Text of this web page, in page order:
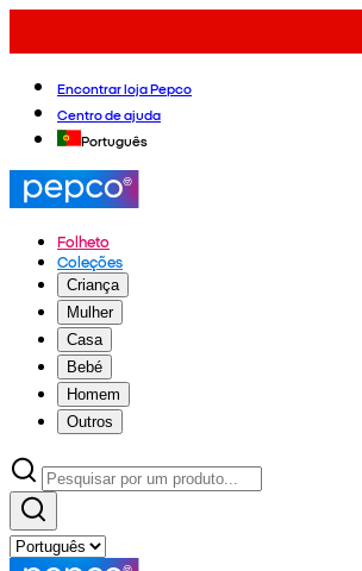
Encontrar loja Pepco
Centro de ajuda
Português
Folheto
Coleções
Criança
Mulher
Casa
Bebé
Homem
Outros